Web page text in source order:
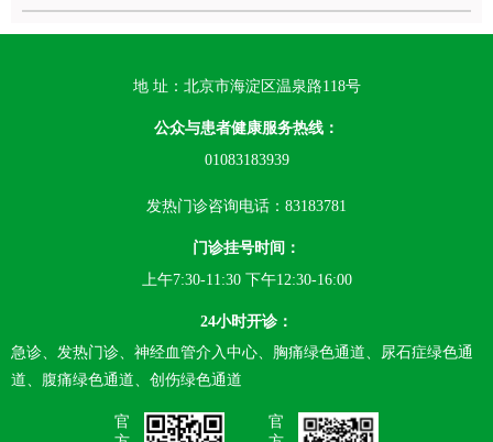
地 址：北京市海淀区温泉路118号
公众与患者健康服务热线：
01083183939
发热门诊咨询电话：83183781
门诊挂号时间：
上午7:30-11:30 下午12:30-16:00
24小时开诊：
急诊、发热门诊、神经血管介入中心、胸痛绿色通道、尿石症绿色通
道、腹痛绿色通道、创伤绿色通道
官
官